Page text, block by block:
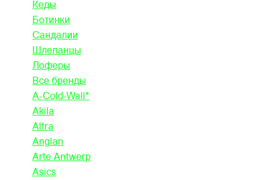
Кеды
Ботинки
Сандалии
Шлепанцы
Лоферы
Все бренды
A-Cold-Wall*
Akila
Altra
Anglan
Arte Antwerp
Asics